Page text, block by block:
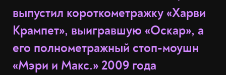
выпустил короткометражку «Харви
Крампет», выигравшую «Оскар», а
его полнометражный стоп-моушн
«Мэри и Макс.» 2009 года